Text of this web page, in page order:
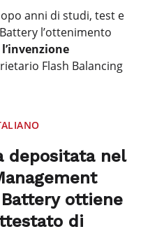
anni di studi, test e
l’ottenimento
Flash Balancing
depositata nel
ottiene
di